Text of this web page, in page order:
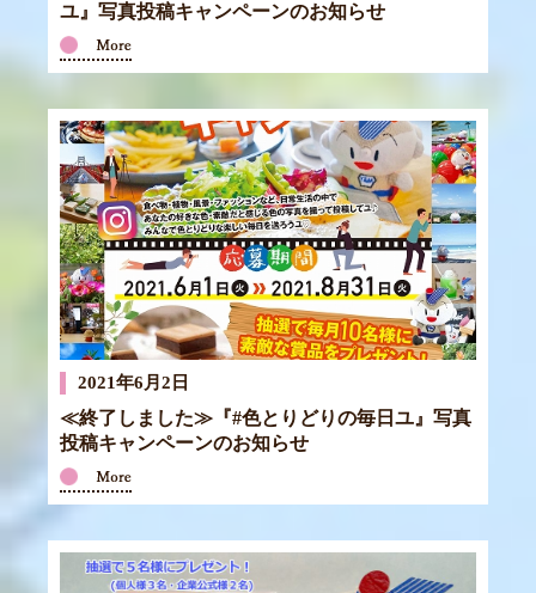
ユ』写真投稿キャンペーンのお知らせ
2021年6月2日
≪終了しました≫『#色とりどりの毎日ユ』写真
投稿キャンペーンのお知らせ